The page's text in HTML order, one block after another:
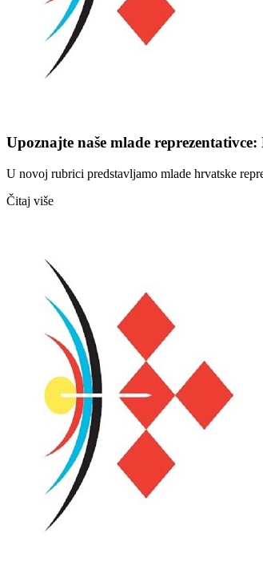
Upoznajte naše mlade reprezentativce:
U novoj rubrici predstavljamo mlade hrvatske
Čitaj više